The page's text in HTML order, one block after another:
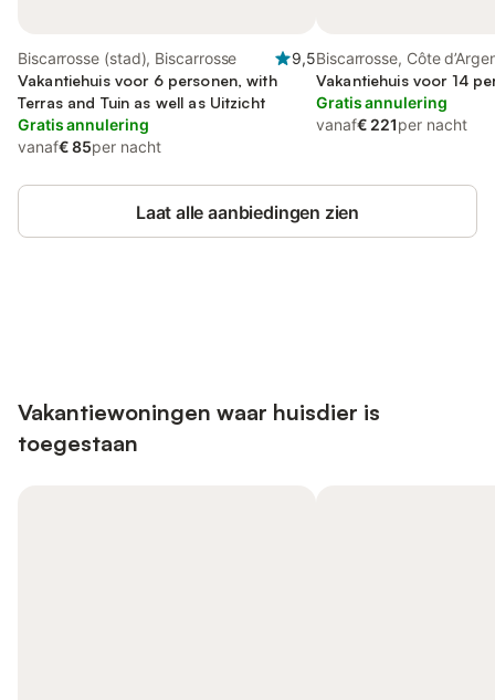
Biscarrosse (stad), Biscarrosse
9,5
Vakantiehuis voor 6 personen, with
Terras and Tuin as well as Uitzicht
Gratis annulering
vanaf€ 85per nacht
Biscarrosse, Côte
Vakantiehuis voor 14
Gratis annulering
vanaf€ 221per nacht
Laat alle aanbiedingen zien
Vakantiewoningen waar huisdier is
toegestaan